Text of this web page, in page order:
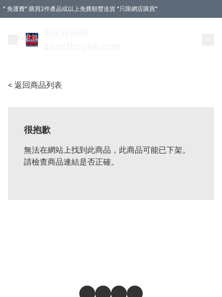
* 免運費* 購買2件產品或以上免費順豐送貨 *只限網店購買*
< 返回商品列表
很抱歉
無法在網站上找到此商品，此商品可能已下架。
請檢查商品連結是否正確。